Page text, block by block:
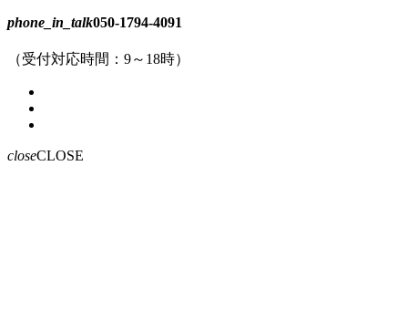
phone_in_talk050-1794-4091
（受付対応時間：9～18時）
closeCLOSE